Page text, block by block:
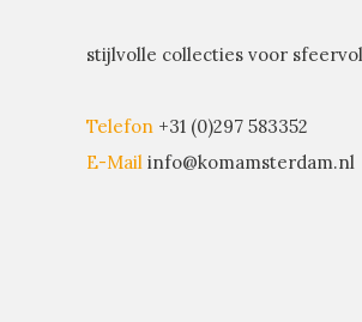
stijlvolle collecties voor
Telefon +31 (0)297 583352
E-Mail info@komamsterdam.nl